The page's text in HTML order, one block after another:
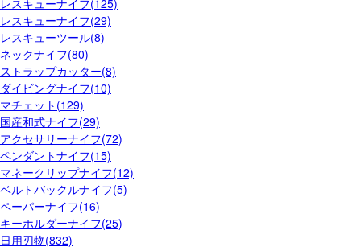
レスキューナイフ(125)
レスキューナイフ(29)
レスキューツール(8)
ネックナイフ(80)
ストラップカッター(8)
ダイビングナイフ(10)
マチェット(129)
国産和式ナイフ(29)
アクセサリーナイフ(72)
ペンダントナイフ(15)
マネークリップナイフ(12)
ベルトバックルナイフ(5)
ペーパーナイフ(16)
キーホルダーナイフ(25)
日用刃物(832)